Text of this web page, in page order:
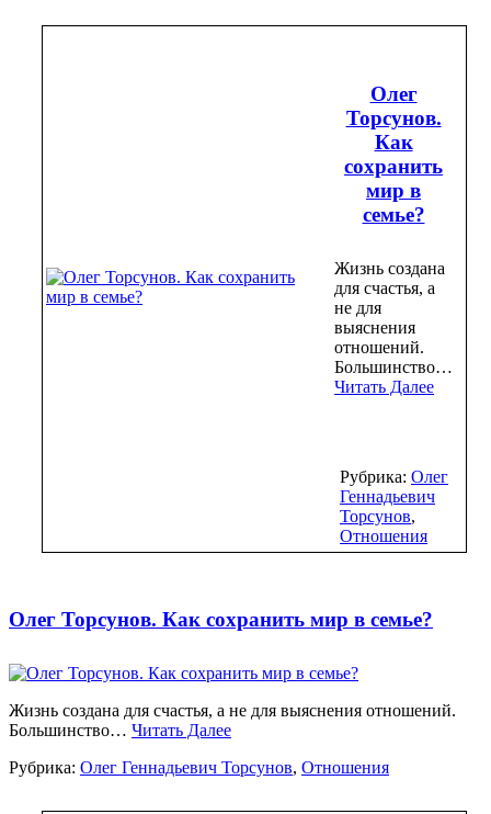
Олег
Торсунов.
Как
сохранить
мир в
семье?
Жизнь создана
для счастья, а
не для
выяснения
отношений.
Большинство…
Читать Далее
Рубрика: Олег
Геннадьевич
Торсунов,
Отношения
Олег Торсунов. Как сохранить мир в семье?
Жизнь создана для счастья, а не для выяснения отношений.
Большинство… Читать Далее
Рубрика: Олег Геннадьевич Торсунов, Отношения